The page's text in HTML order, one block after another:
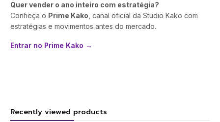
Quer vender o ano inteiro com estratégia?
Conheça o Prime Kako , canal oficial da Studio Kako com
estratégias e movimentos antes do mercado.
Entrar no Prime Kako →
Recently viewed products